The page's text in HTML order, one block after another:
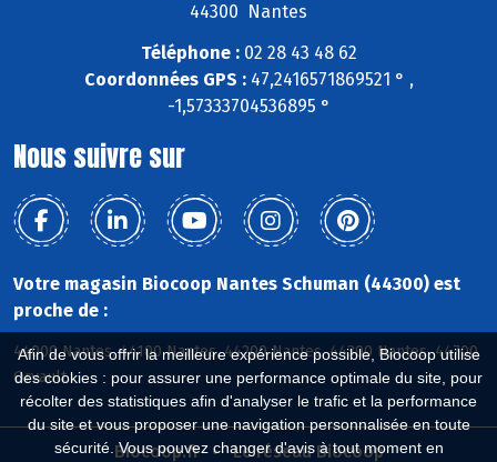
Afin de vous offrir la meilleure expérience possible, Biocoop utilise
des cookies : pour assurer une performance optimale du site, pour
récolter des statistiques afin d'analyser le trafic et la performance
du site et vous proposer une navigation personnalisée en toute
sécurité. Vous pouvez changer d'avis à tout moment en
44300 Nantes
Téléphone :02 28 43 48 62
Coordonnées GPS :47,2416571869521 ° ,
-1,57333704536895 °
Nous suivre sur
Votre magasin Biocoop Nantes Schuman (44300) est
proche de :
44000 Nantes, 44100 Nantes, 44200 Nantes, 44300 Nantes, 44700
Orvault
Biocoop.fr Le réseau Biocoop